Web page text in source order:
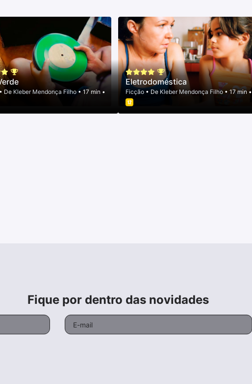
De Kleber Mendonça Filho• 17 min •
Eletrodoméstica
Ficção• De Kleber Mendonça Filho• 17 min •
Fique por dentro das novidades